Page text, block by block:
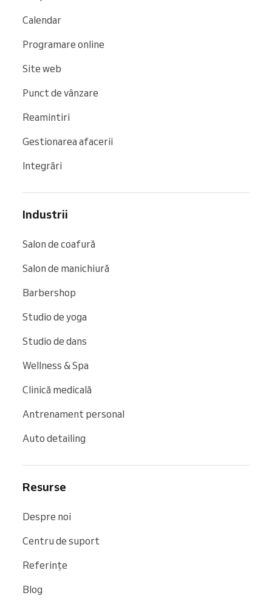
Calendar
Programare online
Site web
Punct de vânzare
Reamintiri
Gestionarea afacerii
Integrări
Industrii
Salon de coafură
Salon de manichiură
Barbershop
Studio de yoga
Studio de dans
Wellness & Spa
Clinică medicală
Antrenament personal
Auto detailing
Resurse
Despre noi
Centru de suport
Referințe
Blog